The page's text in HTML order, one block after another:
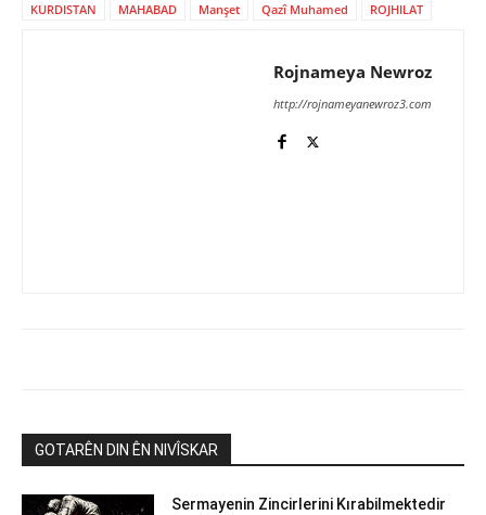
KURDISTAN MAHABAD Manşet Qazî Muhamed ROJHILAT
Rojnameya Newroz
http://rojnameyanewroz3.com
GOTARÊN DIN ÊN NIVÎSKAR
Sermayenin Zincirlerini Kırabilmektedir